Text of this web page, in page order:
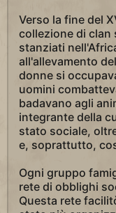
Verso la fine del
collezione di clan
stanziati
all'allevamento
donne si
uomini
badavano agli
integrante della
stato sociale,
e, soprattutto,
Ogni gruppo
rete di obblighi
Questa rete